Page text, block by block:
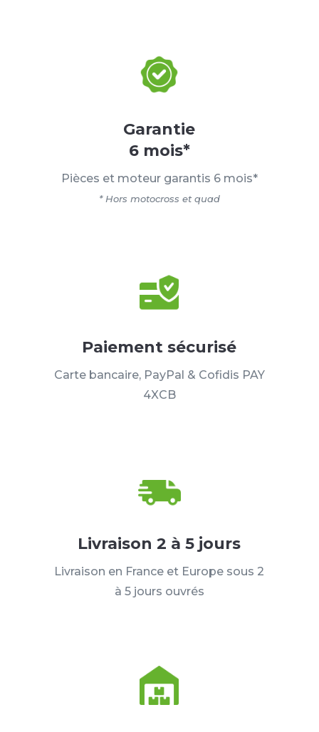
Garantie
6 mois*
Pièces et moteur garantis 6 mois*
* Hors motocross et quad
Paiement sécurisé
Carte bancaire, PayPal & Cofidis PAY
4XCB
Livraison 2 à 5 jours
Livraison en France et Europe sous 2
à 5 jours ouvrés